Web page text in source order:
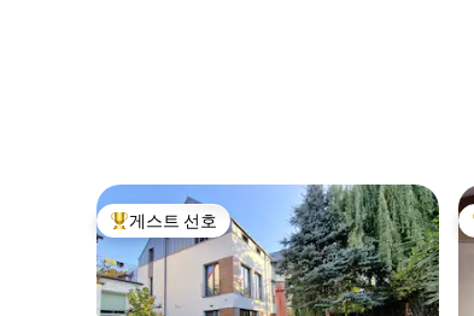
상위 게스트 선호
게스트 선호